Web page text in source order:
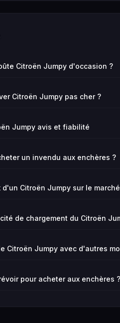
Citroën Jumpy d'occasion ?
Citroën Jumpy pas cher ?
Jumpy avis et fiabilité
un invendu aux enchères ?
d'un Citroën Jumpy sur le
de chargement du Citroën
Citroën Jumpy avec d'autres
pour acheter aux enchères ?